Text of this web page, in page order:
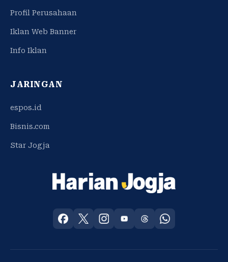
Profil Perusahaan
Iklan Web Banner
Info Iklan
JARINGAN
espos.id
Bisnis.com
Star Jogja